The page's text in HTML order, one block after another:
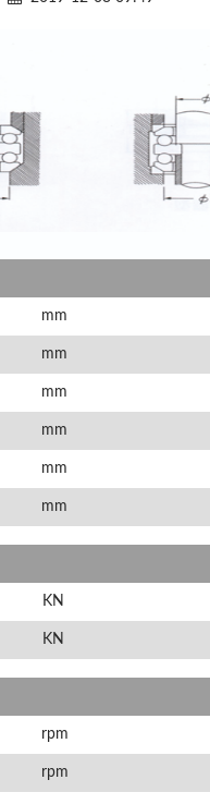
mm
mm
mm
mm
mm
mm
KN
KN
rpm
rpm